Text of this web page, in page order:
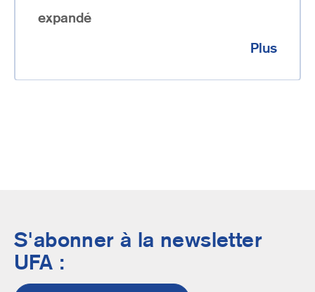
expandé
Plus
S'abonner à la newsletter
UFA :